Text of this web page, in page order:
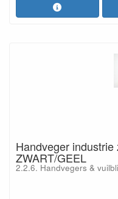
Handveger
ZWART/GEEL
2.2.6. Handvegers &